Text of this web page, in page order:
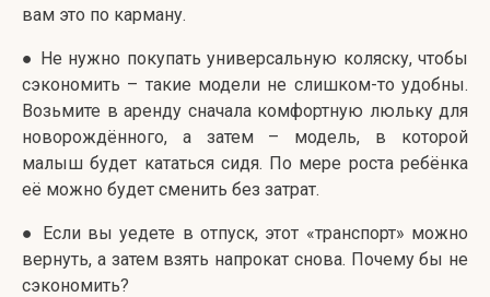
вам это по карману.
● Не нужно покупать универсальную коляску, чтобы
сэкономить – такие модели не слишком-то удобны.
Возьмите в аренду сначала комфортную люльку для
новорождённого, а затем – модель, в которой
малыш будет кататься сидя. По мере роста ребёнка
её можно будет сменить без затрат.
● Если вы уедете в отпуск, этот «транспорт» можно
вернуть, а затем взять напрокат снова. Почему бы не
сэкономить?